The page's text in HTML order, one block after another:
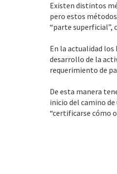
Existen distintos
pero estos
“parte superficial”,
En la actualidad los
desarrollo de la
requerimiento de
De esta manera
inicio del camino
“certificarse cómo